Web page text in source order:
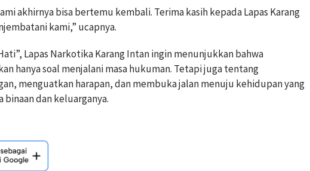
akhirnya bisa bertemu kembali. Terima kasih kepada Lapas Karang
kami,” ucapnya.
Lapas Narkotika Karang Intan ingin menunjukkan bahwa
hanya soal menjalani masa hukuman. Tetapi juga tentang
menguatkan harapan, dan membuka jalan menuju kehidupan yang
binaan dan keluarganya.